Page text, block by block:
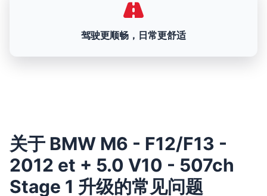
驾驶更顺畅，日常更舒适
关于 BMW M6 - F12/F13 -
2012 et + 5.0 V10 - 507ch
Stage 1 升级的常见问题